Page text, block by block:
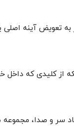
تعویض آینه
از کلیدی که
سر و صدا،